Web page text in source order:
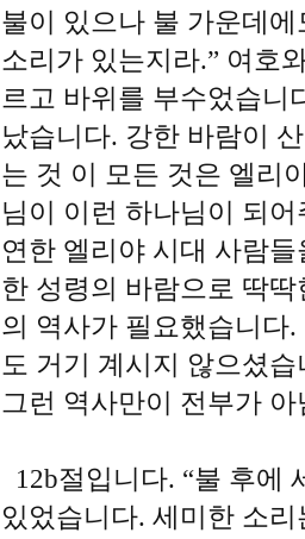
불이 있으나 불 가운데
소리가 있는지라.” 여호
르고 바위를 부수었습니
났습니다. 강한 바람이
는 것 이 모든 것은 엘리
님이 이런 하나님이 되
연한 엘리야 시대 사람
한 성령의 바람으로 딱
의 역사가 필요했습니다
도 거기 계시지 않으셨
그런 역사만이 전부가
12b절입니다. “불 후에
있었습니다. 세미한 소